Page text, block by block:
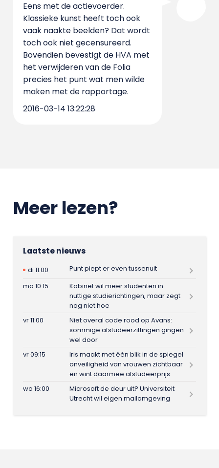
Eens met de actievoerder.
Klassieke kunst heeft toch ook
vaak naakte beelden? Dat wordt
toch ook niet gecensureerd.
Bovendien bevestigt de HVA met
het verwijderen van de Folia
precies het punt wat men wilde
maken met de rapportage.
2016-03-14 13:22:28
Meer lezen?
Laatste nieuws
di 11:00
Punt piept er even tussenuit
ma 10:15
Kabinet wil meer studenten in
nuttige studierichtingen, maar zegt
nog niet hoe
vr 11:00
Niet overal code rood op Avans:
sommige afstudeerzittingen gingen
wel door
vr 09:15
Iris maakt met één blik in de spiegel
onveiligheid van vrouwen zichtbaar
en wint daarmee afstudeerprijs
wo 16:00
Microsoft de deur uit? Universiteit
Utrecht wil eigen mailomgeving